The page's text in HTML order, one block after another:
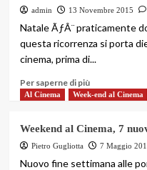
admin 13 Novembre 2015
Natale ÃƒÂ¨ praticamente
questa ricorrenza si porta
cinema, prima di...
Per saperne di più
Al Cinema Week-end al Cinema
Weekend al Cinema, 7
Pietro Gugliotta 7 Maggio
Nuovo fine settimana alle